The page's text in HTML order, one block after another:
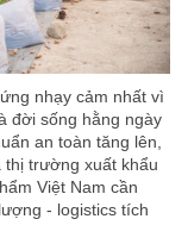
nhạy cảm nhất vì
đời sống hằng ngày
an toàn tăng lên,
trường xuất khẩu
Việt Nam cần
- logistics tích